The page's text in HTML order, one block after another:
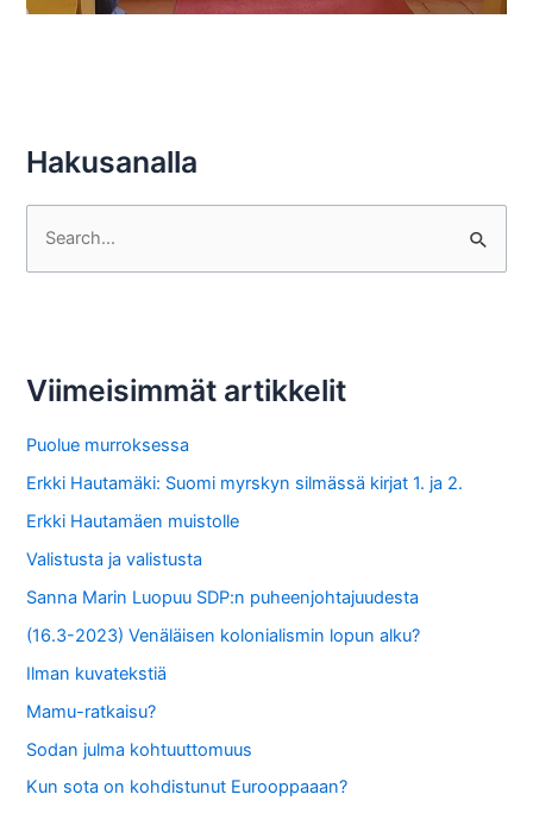
Hakusanalla
h
:
Viimeisimmät artikkelit
Puolue murroksessa
Erkki Hautamäki: Suomi myrskyn silmässä kirjat 1. ja 2.
Erkki Hautamäen muistolle
Valistusta ja valistusta
Sanna Marin Luopuu SDP:n puheenjohtajuudesta
(16.3-2023) Venäläisen kolonialismin lopun alku?
Ilman kuvatekstiä
Mamu-ratkaisu?
Sodan julma kohtuuttomuus
Kun sota on kohdistunut Eurooppaaan?